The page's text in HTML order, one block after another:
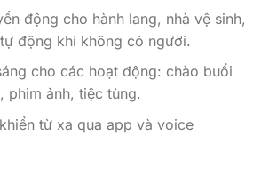
động cho hành lang, nhà vệ sinh,
động khi không có người.
cho các hoạt động: chào buổi
phim ảnh, tiệc tùng.
từ xa qua app và voice